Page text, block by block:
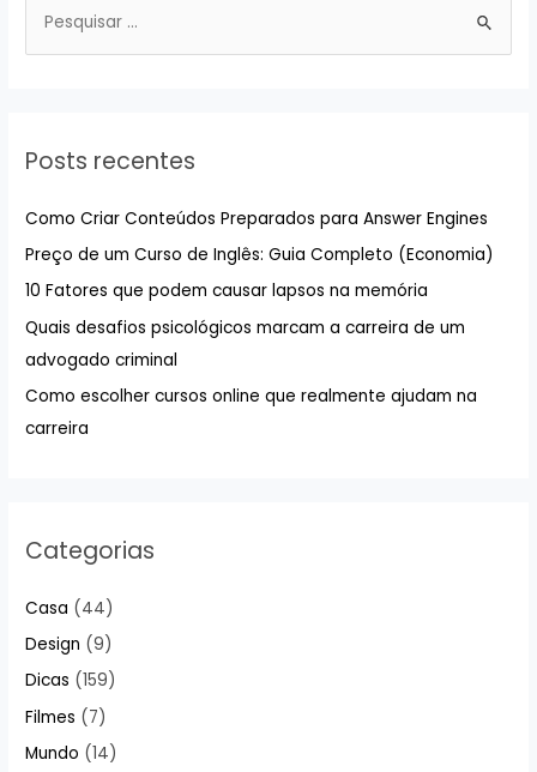
i
r
p
o
r
:
Posts recentes
Como Criar Conteúdos Preparados para Answer Engines
Preço de um Curso de Inglês: Guia Completo (Economia)
10 Fatores que podem causar lapsos na memória
Quais desafios psicológicos marcam a carreira de um
advogado criminal
Como escolher cursos online que realmente ajudam na
carreira
Categorias
Casa (44)
Design (9)
Dicas (159)
Filmes (7)
Mundo (14)